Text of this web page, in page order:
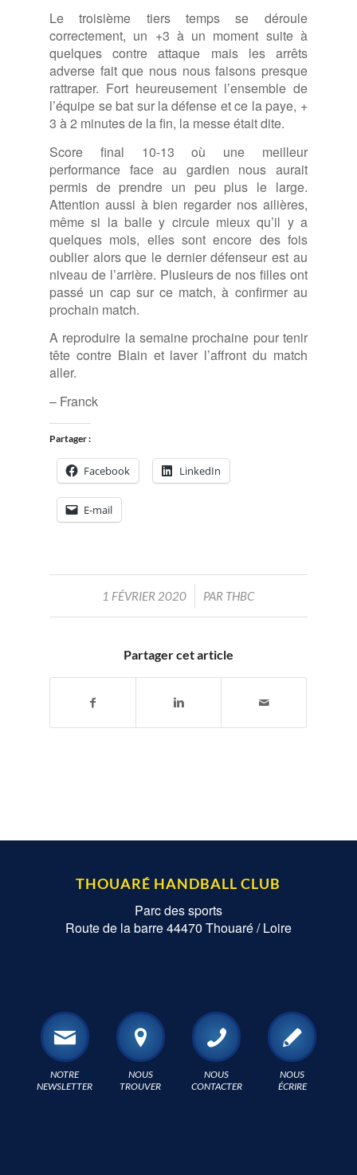
Le troisième tiers temps se déroule
correctement, un +3 à un moment suite à
quelques contre attaque mais les arrêts
adverse fait que nous nous faisons presque
rattraper. Fort heureusement l’ensemble de
l’équipe se bat sur la défense et ce la paye, +
3 à 2 minutes de la fin, la messe était dite.
Score final 10-13 où une meilleur
performance face au gardien nous aurait
permis de prendre un peu plus le large.
Attention aussi à bien regarder nos ailières,
même si la balle y circule mieux qu’il y a
quelques mois, elles sont encore des fois
oublier alors que le dernier défenseur est au
niveau de l’arrière. Plusieurs de nos filles ont
passé un cap sur ce match, à confirmer au
prochain match.
A reproduire la semaine prochaine pour tenir
tête contre Blain et laver l’affront du match
aller.
– Franck
Partager :
Facebook LinkedIn
E-mail
1 FÉVRIER 2020
/ PAR THBC
Partager cet article
THOUARÉ HANDBALL CLUB
Parc des sports
Route de la barre 44470 Thouaré / Loire
NOTRE
NEWSLETTER
NOUS
TROUVER
NOUS
CONTACTER
NOUS
ÉCRIRE